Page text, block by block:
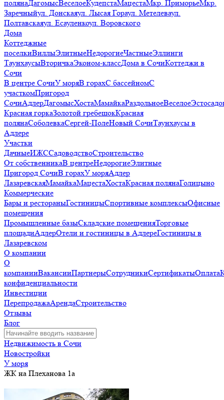
полянаДагомысВеселоеКудепстаМацестаМкр. ПриморьеМкр.
Заречныйул. Донскаяул. Лысая Гораул. Метелеваул.
Полтавскаяул. Есауленкоул. Воровского
Дома
Коттеджные
поселкиВиллыЭлитныеНедорогиеЧастныеЭллинги
ТаунхаусыВторичкаЭконом-классДома в СочиКоттеджи в
Сочи
В центре СочиУ моряВ горахС бассейномС
участкомПригород
СочиАдлерДагомысХостаМамайкаРаздольноеВеселое
Красная горкаЗолотой гребешокКрасная
полянаСоболевкаСергей-ПолеНовый СочиТаунхаусы в
Адлере
Участки
ДачныеИЖССадоводствоСтроительство
От собственникаВ центреНедорогиеЭлитные
Пригород СочиВ горахУ моряАдлер
ЛазаревскаяМамайкаМацестаХостаКрасная полянаГолицыно
Коммерческие
Бары и рестораныГостиницыСпортивные комплексыОфисные
помещения
Промышленные базыСкладские помещенияТорговые
площадиАдлерОтели и гостиницы в АдлереГостиницы в
Лазаревском
О компании
О
компанииВакансииПартнерыСотрудникиСертификатыОплата
конфиденциальности
Инвестиции
ПерепродажаАрендаСтроительство
Отзывы
Блог
Недвижимость в Сочи
Новостройки
У моря
ЖК на Плеханова 1а